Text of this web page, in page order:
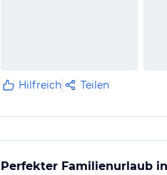
Hilfreich Teilen
Perfekter Familienurlaub